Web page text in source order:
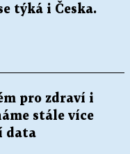
týká i Česka.
pro zdraví i
stále více
data